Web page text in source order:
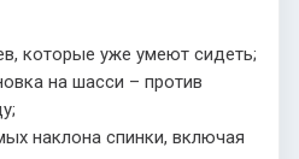
которые уже умеют сидеть;
на шасси – против
наклона спинки, включая